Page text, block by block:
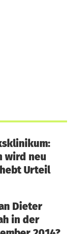
wird neu
Urteil
Dieter
in der